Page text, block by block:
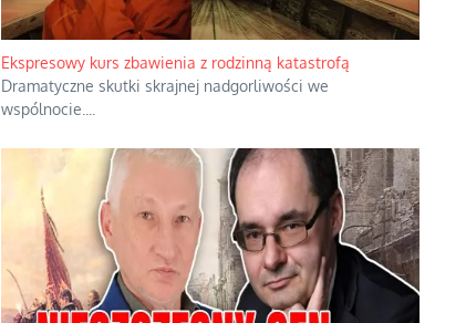
Ekspresowy kurs zbawienia z rodzinną katastrofą
Dramatyczne skutki skrajnej nadgorliwości we
wspólnocie.